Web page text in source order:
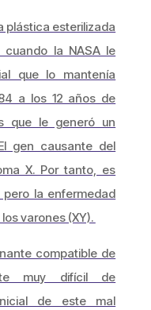
plástica esterilizada
la NASA le
que lo mantenía
a los 12 años de
que le generó un
gen causante del
X. Por tanto, es
pero la enfermedad
varones (XY).
compatible de
muy difícil de
de este mal